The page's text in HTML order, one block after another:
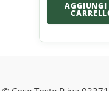
AGGIUNGI